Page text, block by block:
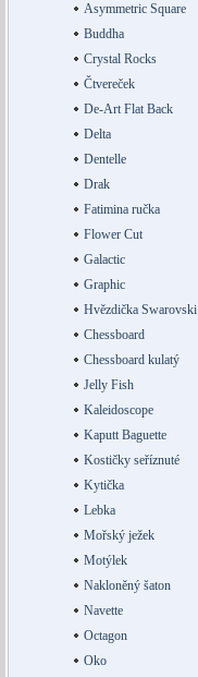
Asymmetric Square
Buddha
Crystal Rocks
Čtvereček
De-Art Flat Back
Delta
Dentelle
Drak
Fatimina ručka
Flower Cut
Galactic
Graphic
Hvězdička Swarovski
Chessboard
Chessboard kulatý
Jelly Fish
Kaleidoscope
Kaputt Baguette
Kostičky seříznuté
Kytička
Lebka
Mořský ježek
Motýlek
Nakloněný šaton
Navette
Octagon
Oko